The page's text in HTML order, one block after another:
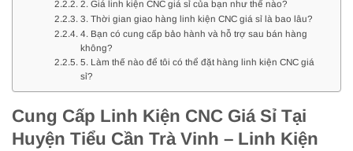
2. Giá linh kiện CNC giá sỉ của bạn như thế nào?
3. Thời gian giao hàng linh kiện CNC giá sỉ là bao lâu?
4. Bạn có cung cấp bảo hành và hỗ trợ sau bán hàng
không?
5. Làm thế nào để tôi có thể đặt hàng linh kiện CNC giá
sỉ?
Cung Cấp Linh Kiện CNC Giá Sỉ Tại
Huyện Tiểu Cần Trà Vinh – Linh Kiện